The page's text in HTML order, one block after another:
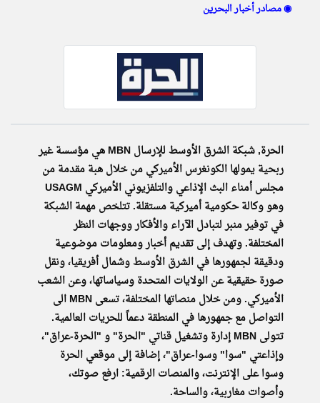
مصادر الأخبار من البحرين
اخبار البحرين على مدار الساعة
أهم اخبار البحرين العاجلة والمباشرة
مصادر أخبار البحرين ◉
الحرة, شبكة الشرق الأوسط للإرسال MBN هي مؤسسة غير
ربحية يمولها الكونغرس الأميركي من خلال هبة مقدمة من
مجلس أمناء البث الإذاعي والتلفزيوني الأميركي USAGM
وهو وكالة حكومية أميركية مستقلة. تتلخص مهمة الشبكة
في توفير منبر لتبادل الآراء والأفكار ووجهات النظر
المختلفة. وتهدف إلى تقديم أخبار ومعلومات موضوعية
ودقيقة لجمهورها في الشرق الأوسط وشمال أفريقيا، ونقل
صورة حقيقية عن الولايات المتحدة وسياساتها، وعن الشعب
الأميركي. ومن خلال منصاتها المختلفة، تسعى MBN الى
التواصل مع جمهورها في المنطقة دعماً للحريات العالمية.
تتولى MBN إدارة وتشغيل قناتي "الحرة" و "الحرة-عراق"،
وإذاعتي "سوا" وسوا-عراق"، إضافة إلى موقعي الحرة
وسوا على الإنترنت، والمنصات الرقمية: ارفع صوتك،
وأصوات مغاربية، والساحة.
klyoum.com